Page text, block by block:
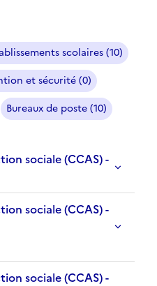
scolaires (10)
et sécurité (0)
Bureaux de poste (10)